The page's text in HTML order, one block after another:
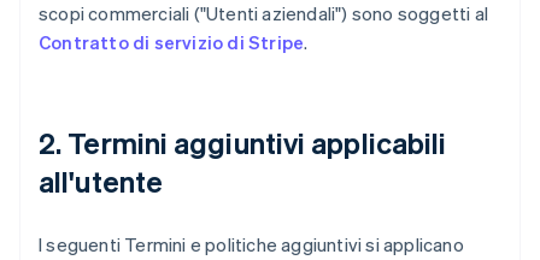
scopi commerciali ("Utenti aziendali") sono soggetti al
Contratto di servizio di Stripe.
2. Termini aggiuntivi applicabili
all'utente
I seguenti Termini e politiche aggiuntivi si applicano